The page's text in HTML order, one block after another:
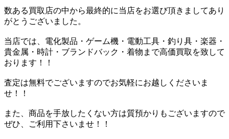
数ある買取店の中から最終的に当店をお選び頂きましてあり
がとうございました。
当店では、電化製品・ゲーム機・電動工具・釣り具・楽器・
貴金属・時計・ブランドバック・着物まで高価買取を致して
おります！！
査定は無料でございますのでお気軽にお越しくださいま
せ！！
また、商品を手放したくない方は質預かりもございますので
ぜひ、ご利用下さいませ！！